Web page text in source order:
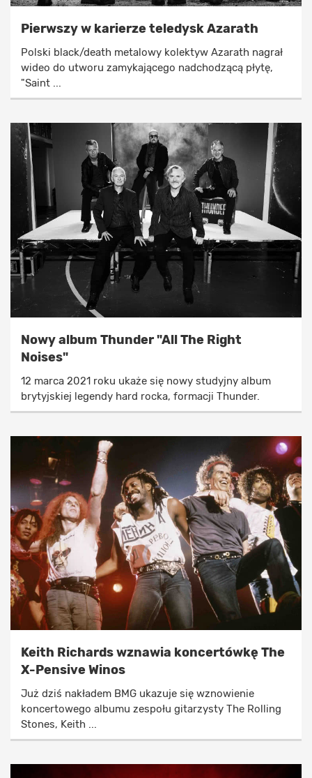
Pierwszy w karierze teledysk Azarath
Polski black/death metalowy kolektyw Azarath nagrał
wideo do utworu zamykającego nadchodzącą płytę,
"Saint ...
Nowy album Thunder "All The Right
Noises"
12 marca 2021 roku ukaże się nowy studyjny album
brytyjskiej legendy hard rocka, formacji Thunder.
Keith Richards wznawia koncertówkę The
X-Pensive Winos
Już dziś nakładem BMG ukazuje się wznowienie
koncertowego albumu zespołu gitarzysty The Rolling
Stones, Keith ...